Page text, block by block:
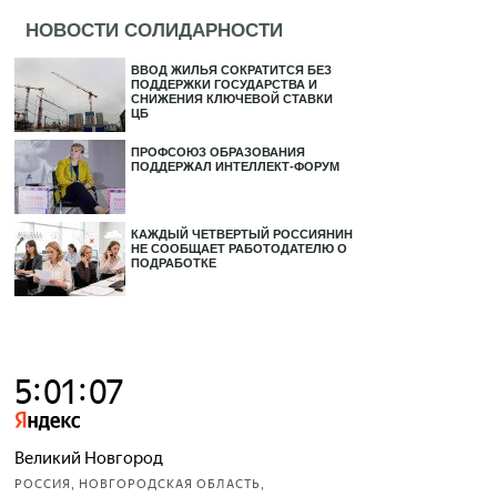
НОВОСТИ СОЛИДАРНОСТИ
ВВОД ЖИЛЬЯ СОКРАТИТСЯ БЕЗ
ПОДДЕРЖКИ ГОСУДАРСТВА И
СНИЖЕНИЯ КЛЮЧЕВОЙ СТАВКИ
ЦБ
ПРОФСОЮЗ ОБРАЗОВАНИЯ
ПОДДЕРЖАЛ ИНТЕЛЛЕКТ-ФОРУМ
КАЖДЫЙ ЧЕТВЕРТЫЙ РОССИЯНИН
НЕ СООБЩАЕТ РАБОТОДАТЕЛЮ О
ПОДРАБОТКЕ